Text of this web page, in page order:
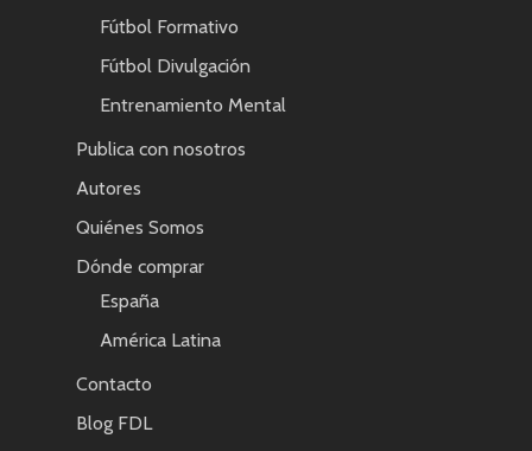
Fútbol Formativo
Fútbol Divulgación
Entrenamiento Mental
Publica con nosotros
Autores
Quiénes Somos
Dónde comprar
España
América Latina
Contacto
Blog FDL